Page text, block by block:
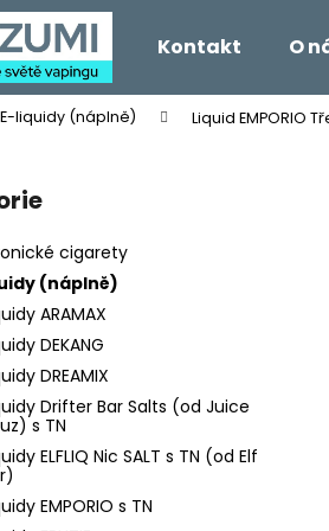
Kontakt O
E-liquidy (náplně) Liquid EMPORIO
cigarety
(náplně)
ARAMAX
DEKANG
DREAMIX
Drifter Bar Salts (od Juice
s TN
ELFLIQ Nic SALT s TN (od Elf
EMPORIO s TN